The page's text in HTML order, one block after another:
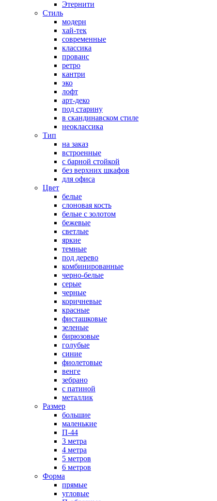
Этернити
Стиль
модерн
хай-тек
современные
классика
прованс
ретро
кантри
эко
лофт
арт-деко
под старину
в скандинавском стиле
неоклассика
Тип
на заказ
встроенные
с барной стойкой
без верхних шкафов
для офиса
Цвет
белые
слоновая кость
белые с золотом
бежевые
светлые
яркие
темные
под дерево
комбинированные
черно-белые
серые
черные
коричневые
красные
фисташковые
зеленые
бирюзовые
голубые
синие
фиолетовые
венге
зебрано
с патиной
металлик
Размер
большие
маленькие
П-44
3 метра
4 метра
5 метров
6 метров
Форма
прямые
угловые